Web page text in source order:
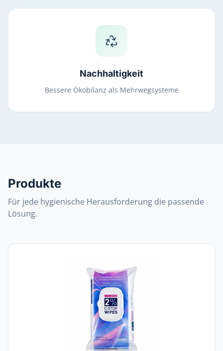
Nachhaltigkeit
Bessere Ökobilanz als Mehrwegsysteme
Produkte
Für jede hygienische Herausforderung die passende
Lösung.